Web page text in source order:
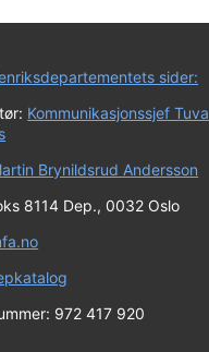
sider:
Kommunikasjonssjef Tuva
Brynildsrud Andersson
8114 Dep., 0032 Oslo
972 417 920